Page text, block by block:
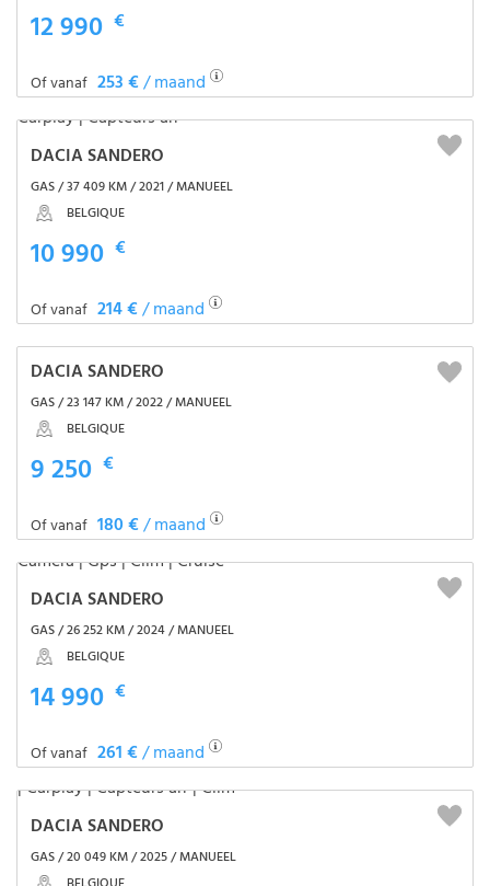
12 990 €
Of vanaf 253 €/ maand
DACIA SANDERO
GAS / 37 409 KM / 2021 / MANUEEL
BELGIQUE
10 990 €
Of vanaf 214 €/ maand
DACIA SANDERO
GAS / 23 147 KM / 2022 / MANUEEL
BELGIQUE
9 250 €
Of vanaf 180 €/ maand
DACIA SANDERO
GAS / 26 252 KM / 2024 / MANUEEL
BELGIQUE
14 990 €
Of vanaf 261 €/ maand
DACIA SANDERO
GAS / 20 049 KM / 2025 / MANUEEL